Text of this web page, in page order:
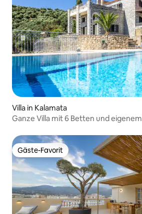
Villa in Kalamata
Ganze Villa mit 6 Betten und
Gäste-Favorit
Gäste-Favorit